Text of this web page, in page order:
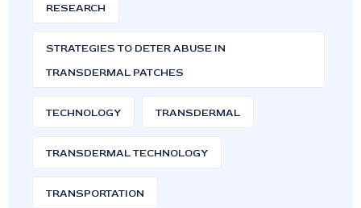
RESEARCH
STRATEGIES TO DETER ABUSE IN
TRANSDERMAL PATCHES
TECHNOLOGY TRANSDERMAL
TRANSDERMAL TECHNOLOGY
TRANSPORTATION